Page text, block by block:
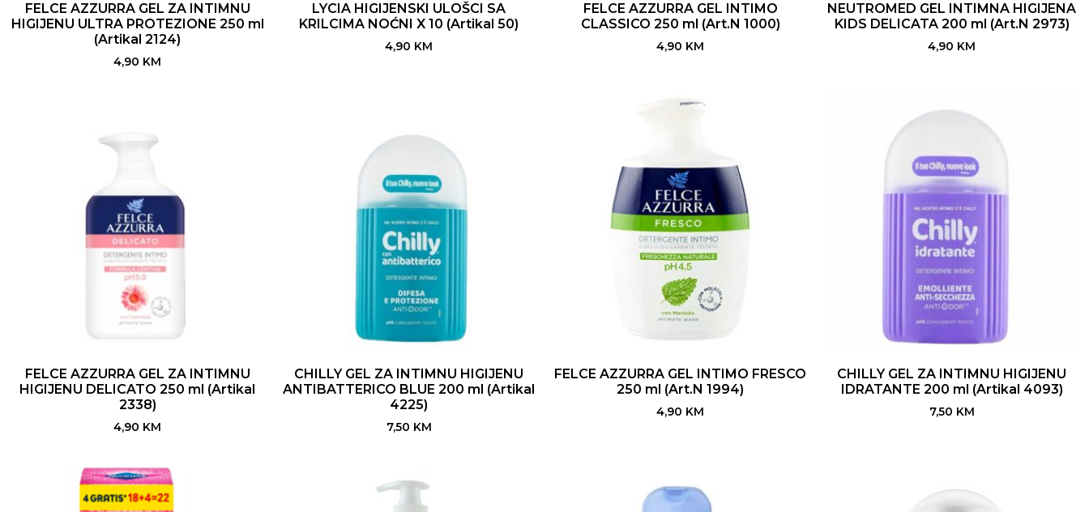
FELCE AZZURRA GEL ZA INTIMNU
HIGIJENU ULTRA PROTEZIONE 250 ml
(Artikal 2124)
4,90 KM
LYCIA HIGIJENSKI ULOŠCI SA
KRILCIMA NOĆNI X 10 (Artikal 50)
4,90 KM
FELCE AZZURRA GEL INTIMO
CLASSICO 250 ml (Art.N 1000)
4,90 KM
NEUTROMED GEL INTIMNA HIGIJENA
KIDS DELICATA 200 ml (Art.N 2973)
4,90 KM
FELCE AZZURRA GEL ZA INTIMNU
HIGIJENU DELICATO 250 ml (Artikal
2338)
4,90 KM
CHILLY GEL ZA INTIMNU HIGIJENU
ANTIBATTERICO BLUE 200 ml (Artikal
4225)
7,50 KM
FELCE AZZURRA GEL INTIMO FRESCO
250 ml (Art.N 1994)
4,90 KM
CHILLY GEL ZA INTIMNU HIGIJENU
IDRATANTE 200 ml (Artikal 4093)
7,50 KM